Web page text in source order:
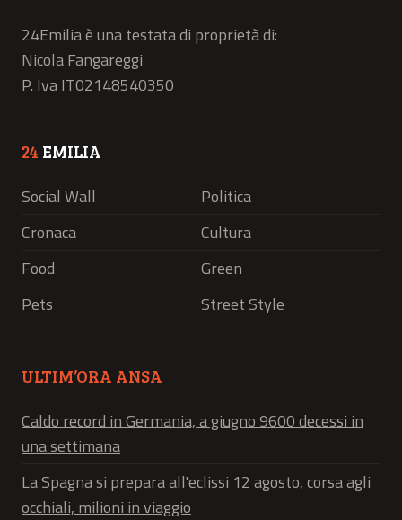
24Emilia è una testata di proprietà di:
Nicola Fangareggi
P. Iva IT02148540350
24 EMILIA
Social Wall
Politica
Cronaca
Cultura
Food
Green
Pets
Street Style
ULTIM’ORA ANSA
Caldo record in Germania, a giugno 9600 decessi in
una settimana
La Spagna si prepara all'eclissi 12 agosto, corsa agli
occhiali, milioni in viaggio